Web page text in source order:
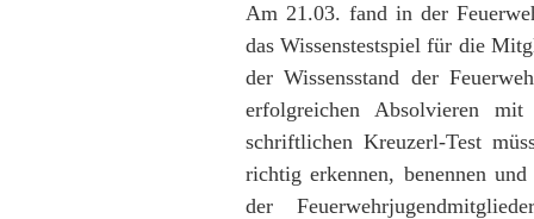
Am 21.03. fand in der
das Wissenstestspiel für die
der Wissensstand der
erfolgreichen Absolvieren
schriftlichen Kreuzerl-Test
richtig erkennen, benennen
der